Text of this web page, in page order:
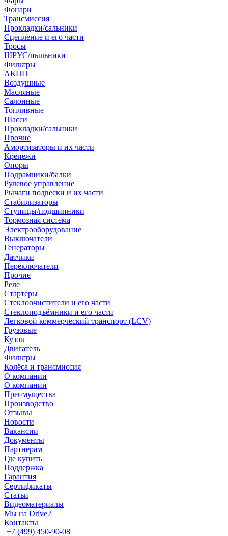
Фонари
Трансмиссия
Прокладки/сальники
Сцепление и его части
Тросы
ШРУС/пыльники
Фильтры
АКПП
Воздушные
Масляные
Салонные
Топливные
Шасси
Прокладки/сальники
Прочие
Амортизаторы и их части
Крепежи
Опоры
Подрамники/балки
Рулевое управление
Рычаги подвески и их части
Стабилизаторы
Ступицы/подшипники
Тормозная система
Электрооборудование
Выключатели
Генераторы
Датчики
Переключатели
Прочие
Реле
Стартеры
Стеклоочистители и его части
Стеклоподъёмники и его части
Легковой коммерческий транспорт (LCV)
Грузовые
Кузов
Двигатель
Фильтры
Колёса и трансмиссия
О компании
О компании
Преимущества
Производство
Отзывы
Новости
Вакансии
Документы
Партнерам
Где купить
Поддержка
Гарантия
Сертификаты
Статьи
Видеоматериалы
Мы на Drive2
Контакты
+7 (499) 450-90-08